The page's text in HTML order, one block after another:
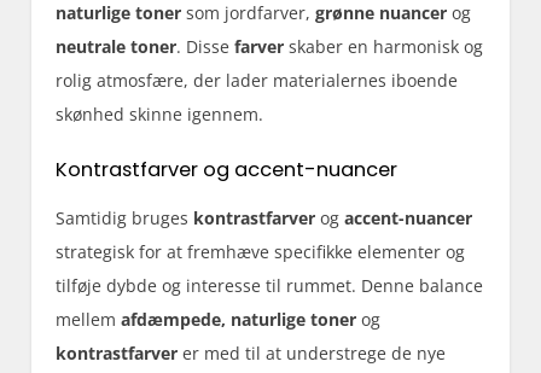
naturlige toner som jordfarver,grønne nuancer og
neutrale toner. Dissefarver skaber en harmonisk og
rolig atmosfære, der lader materialernes iboende
skønhed skinne igennem.
Kontrastfarver og accent-nuancer
Samtidig bruges kontrastfarver ogaccent-nuancer
strategisk for at fremhæve specifikke elementer og
tilføje dybde og interesse til rummet. Denne balance
mellemafdæmpede, naturlige toner og
kontrastfarver er med til at understrege de nye